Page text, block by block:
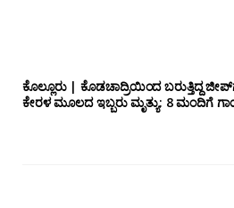
ಕೊಲ್ಲೂರು | ಕೊಡಚಾದ್ರಿಯಿಂದ ಬರುತ್ತಿದ್ದ
ಕೇರಳ ಮೂಲದ ಇಬ್ಬರು ಮೃತ್ಯು: 8 ಮಂದಿಗೆ